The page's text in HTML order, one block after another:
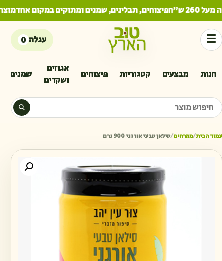
ש"ח פיצוחים, תבלינים, שמנים ומתוקים במקום אחד
☰
חנות מבצעים קטגוריות פיצוחים
אגוזים
ושקדים
שמנים
חיפוש מוצר
עגלה 0
עמוד הבית/ממרחים/סילאן טבעי אורגני 900 גרם